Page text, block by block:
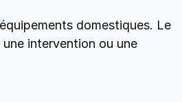
domestiques. Le
intervention ou une